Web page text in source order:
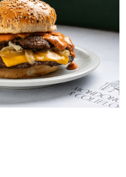
Fondue: Plato de
Invierno